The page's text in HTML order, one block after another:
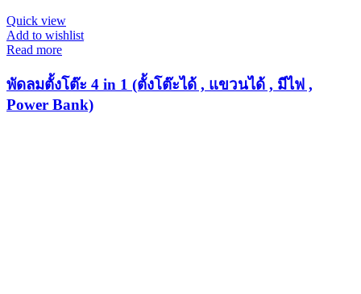
Quick view
Add to wishlist
Read more
พัดลมตั้งโต๊ะ 4 in 1 (ตั้งโต๊ะได้ , แขวนได้ , มีไฟ ,
Power Bank)